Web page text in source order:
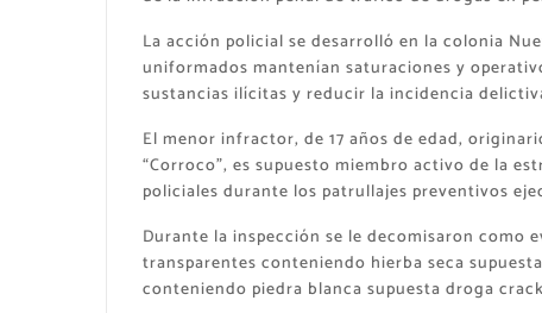
La acción policial se desarrolló en la colonia
uniformados mantenían saturaciones y
sustancias ilícitas y reducir la incidencia
El menor infractor, de 17 años de edad,
“Corroco”, es supuesto miembro activo de la
policiales durante los patrullajes preventivos
Durante la inspección se le decomisaron
transparentes conteniendo hierba seca
conteniendo piedra blanca supuesta droga